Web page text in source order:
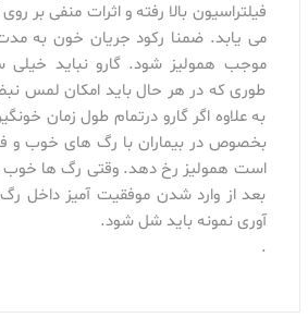
فیلتراسیون بالا رفته و اثرات منفی بر
می یابد. ضمنا رکود جریان خون به
موجب همولیز شود. گارو نباید
طوری که در هر حال باید امکان لمس
به علاوه اگر گارو درتمام طول زمان
بخصوص در بیماران با رگ های خوب و
است همولیز رخ دهد. وقتی رگ ها خوب
بعد از وارد شدن موفقیت آمیز داخل
آوری نمونه باید شل شود.
.